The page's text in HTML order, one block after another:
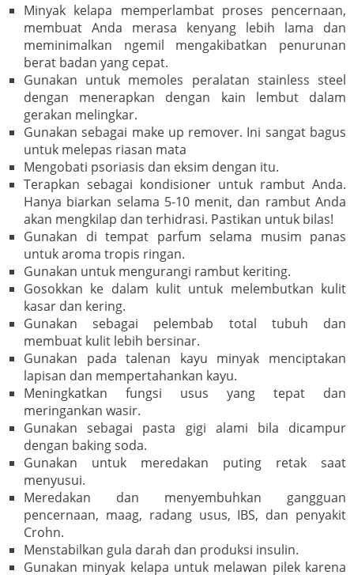
Minyak kelapa memperlambat proses pencernaan,
membuat Anda merasa kenyang lebih lama dan
meminimalkan ngemil mengakibatkan penurunan
berat badan yang cepat.
Gunakan untuk memoles peralatan stainless steel
dengan menerapkan dengan kain lembut dalam
gerakan melingkar.
Gunakan sebagai make up remover. Ini sangat bagus
untuk melepas riasan mata
Mengobati psoriasis dan eksim dengan itu.
Terapkan sebagai kondisioner untuk rambut Anda.
Hanya biarkan selama 5-10 menit, dan rambut Anda
akan mengkilap dan terhidrasi. Pastikan untuk bilas!
Gunakan di tempat parfum selama musim panas
untuk aroma tropis ringan.
Gunakan untuk mengurangi rambut keriting.
Gosokkan ke dalam kulit untuk melembutkan kulit
kasar dan kering.
Gunakan sebagai pelembab total tubuh dan
membuat kulit lebih bersinar.
Gunakan pada talenan kayu minyak menciptakan
lapisan dan mempertahankan kayu.
Meningkatkan fungsi usus yang tepat dan
meringankan wasir.
Gunakan sebagai pasta gigi alami bila dicampur
dengan baking soda.
Gunakan untuk meredakan puting retak saat
menyusui.
Meredakan dan menyembuhkan gangguan
pencernaan, maag, radang usus, IBS, dan penyakit
Crohn.
Menstabilkan gula darah dan produksi insulin.
Gunakan minyak kelapa untuk melawan pilek karena